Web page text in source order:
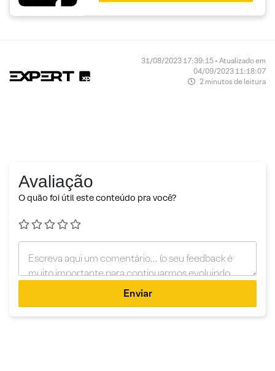
31/08/2023 17:39:15 • Atualizado em
04/09/2023 11:18:07
2 minutos de leitura
Avaliação
O quão foi útil este conteúdo pra você?
Enviar